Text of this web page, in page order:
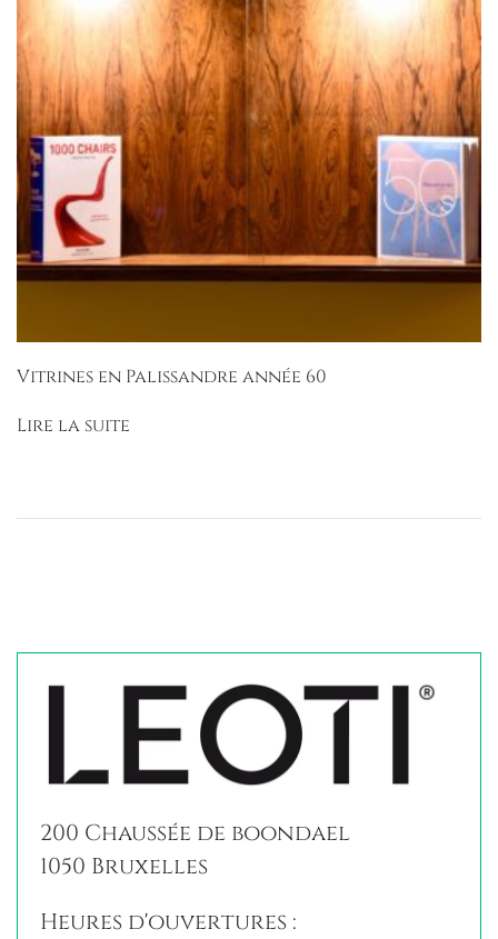
Vitrines en Palissandre année 60
Lire la suite
200 Chaussée de boondael
1050 Bruxelles
Heures d'ouvertures :